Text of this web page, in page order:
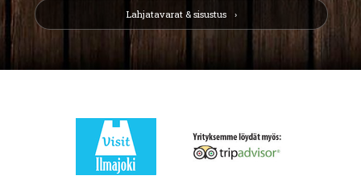
Lahjatavarat & sisustus